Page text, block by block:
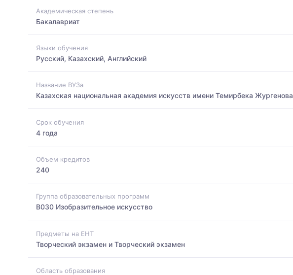
Академическая степень
Бакалавриат
Языки обучения
Русский, Казахский, Английский
Название ВУЗа
Казахская национальная академия искусств имени Темирбека Жургенова
Срок обучения
4 года
Объем кредитов
240
Группа образовательных программ
B030 Изобразительное искусство
Предметы на ЕНТ
Творческий экзамен и Творческий экзамен
Область образования